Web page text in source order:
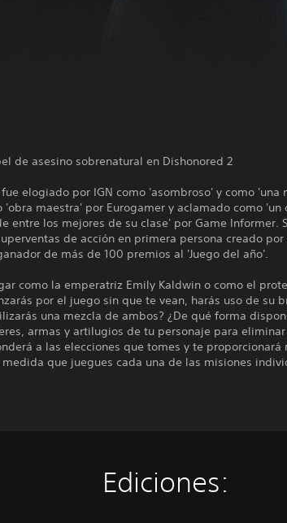
de asesino sobrenatural en Dishonored 2
elogiado por IGN como 'asombroso' y como 'una
'obra maestra' por Eurogamer y aclamado como 'un
entre los mejores de su clase' por Game Informer.
de acción en primera persona creado por
de más de 100 premios al 'Juego del año'.
como la emperatriz Emily Kaldwin o como el
por el juego sin que te vean, harás uso de su
una mezcla de ambos? ¿De qué forma
armas y artilugios de tu personaje para
a las elecciones que tomes y te proporcionará
que juegues cada una de las misiones
Ediciones: